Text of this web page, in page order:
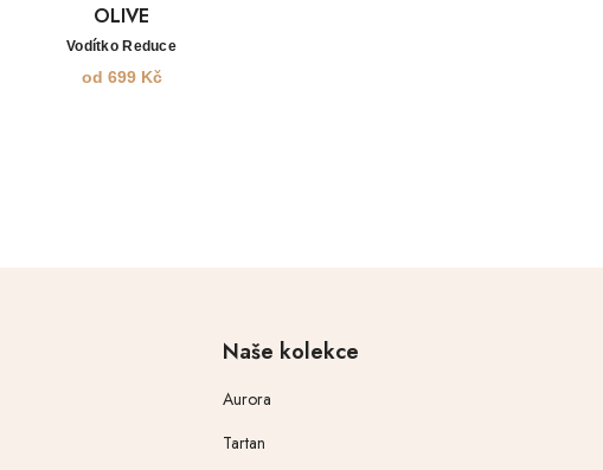
OLIVE
Vodítko Reduce
od 699Kč
Naše kolekce
Aurora
Tartan